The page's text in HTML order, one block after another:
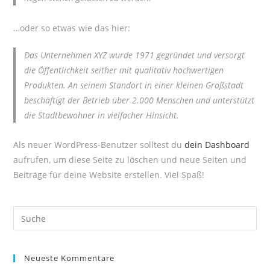
…oder so etwas wie das hier:
Das Unternehmen XYZ wurde 1971 gegründet und versorgt
die Öffentlichkeit seither mit qualitativ hochwertigen
Produkten. An seinem Standort in einer kleinen Großstadt
beschäftigt der Betrieb über 2.000 Menschen und unterstützt
die Stadtbewohner in vielfacher Hinsicht.
Als neuer WordPress-Benutzer solltest dudein Dashboard
aufrufen, um diese Seite zu löschen und neue Seiten und
Beiträge für deine Website erstellen. Viel Spaß!
Suche
nach:
Neueste Kommentare